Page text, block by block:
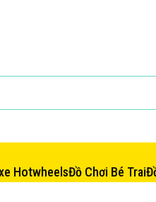
HotwheelsĐồ Chơi Bé Trai